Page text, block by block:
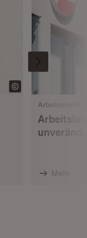
Arbeitsmarkt
Mehr